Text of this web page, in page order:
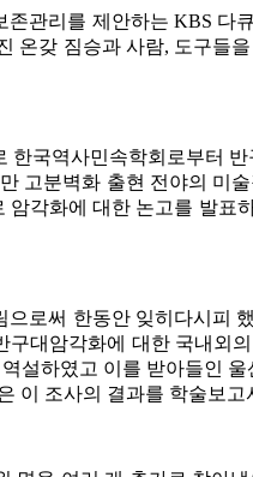
관리를 제안하는 KBS 다
갖 짐승과 사람, 도구들
국역사민속학회로부터
고분벽화 출현 전야의 미
각화에 대한 논고를 발
로써 한동안 잊히다시피
대암각화에 대한 국내
하였고 이를 받아들인
이 조사의 결과를 학술보고